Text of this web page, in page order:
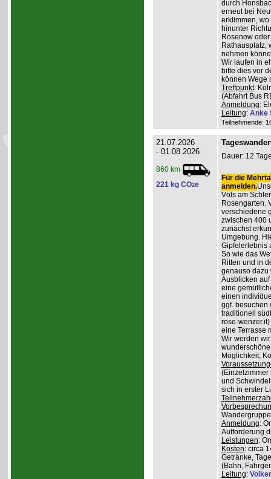
durch
erneut bei
erklimmen,
hinunter
Rosenow
Rathausplatz,
nehmen
Wir laufen in
bitte dies vor
können Wege
Treffpunkt:
(Abfahrt Bus
Anmeldung:
Leitung: Anke
Teilnehmende:
21.07.2026
- 01.08.2026
860 km
221 kg CO2e
Dauer: 12
Für die
anmelden.
Völs am
Rosengarten.
verschiedene
zwischen 400
zunächst
Umgebung.
Gipfelerlebnis
So wie das
Ritten und in
genauso dazu
Ausblicken
eine
einen
ggf. besuchen
traditionell
rose-
eine Terrasse
Wir werden
Möglichkeit,
(Einzelzimmer
und
sich in erster
Anmeldung:
Aufforderung
Leistungen:
Kosten: circa
Getränke,
(Bahn,
Leitung: